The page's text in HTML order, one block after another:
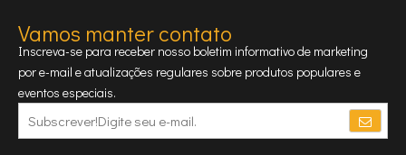
Vamos manter contato
Inscreva-se para receber nosso boletim informativo de marketing
por e-mail e atualizações regulares sobre produtos populares e
eventos especiais.